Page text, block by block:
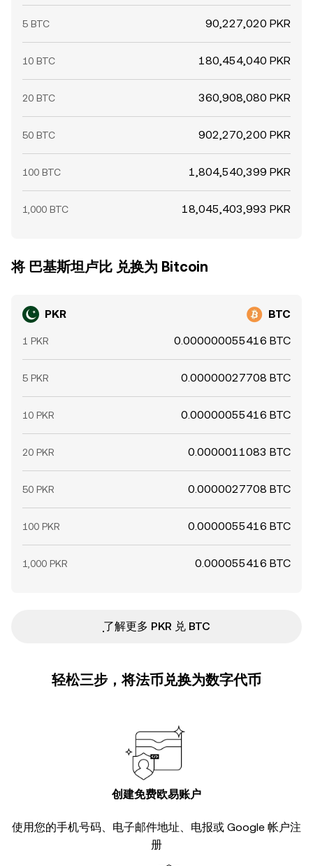
5 BTC 90,227,020 PKR
10 BTC 180,454,040 PKR
20 BTC 360,908,080 PKR
50 BTC 902,270,200 PKR
100 BTC 1,804,540,399 PKR
1,000 BTC 18,045,403,993 PKR
将 巴基斯坦卢比 兑换为 Bitcoin
PKR BTC
1 PKR 0.000000055416 BTC
5 PKR 0.00000027708 BTC
10 PKR 0.00000055416 BTC
20 PKR 0.0000011083 BTC
50 PKR 0.0000027708 BTC
100 PKR 0.0000055416 BTC
1,000 PKR 0.000055416 BTC
ִִִִִִִִִִִִִִִִִִִִִִִִִִִִִִִִִִִִִִִִִִִִִִִ了解更多 PKR 兑 BTC
轻松三步，将法币兑换为数字代币
创建免费欧易账户
使用您的手机号码、电子邮件地址、电报或 Google 帐户注
册